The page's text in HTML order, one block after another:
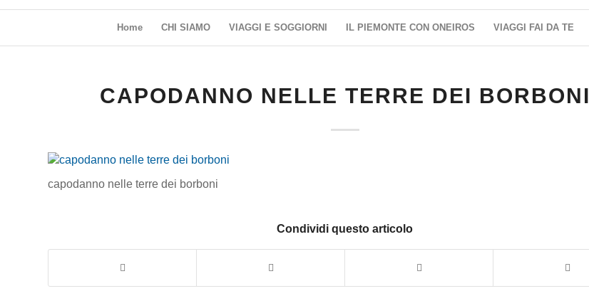
Home CHI SIAMO VIAGGI E SOGGIORNI IL PIEMONTE CON ONEIROS VIAGGI FAI DA TE
CAPODANNO NELLE TERRE DEI BORBONI
capodanno nelle terre dei borboni
Condividi questo articolo